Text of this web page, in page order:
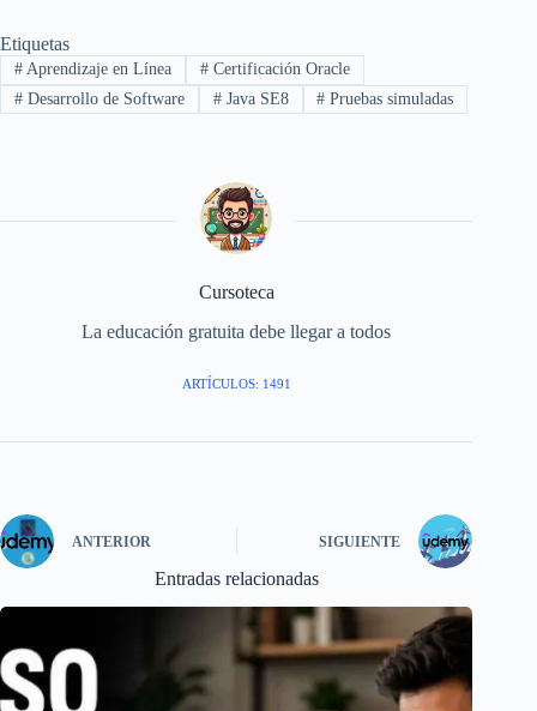
Etiquetas
#Aprendizaje en Línea #Certificación Oracle
#Desarrollo de Software #Java SE8 # Pruebas simuladas
Cursoteca
La educación gratuita debe llegar a todos
ARTÍCULOS: 1491
ANTERIOR SIGUIENTE
Entradas relacionadas